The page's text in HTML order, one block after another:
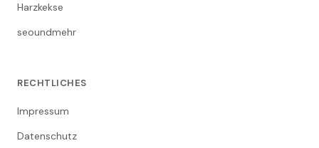
Harzkekse
seoundmehr
RECHTLICHES
Impressum
Datenschutz